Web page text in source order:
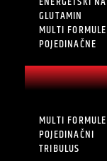
GLUTAMIN
MULTI FORMULE
POJEDINAČNE
MULTI FORMULE
POJEDINAČNI
TRIBULUS